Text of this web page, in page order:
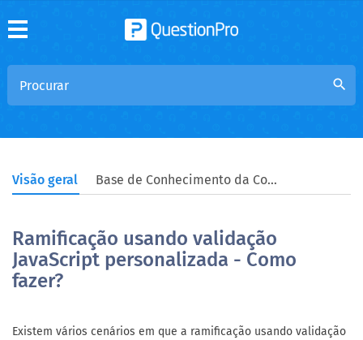
search
Visão geral Base de Conhecimento da Comunidade
Ramificação usando validação
JavaScript personalizada - Como
fazer?
Existem vários cenários em que a ramificação usando validação